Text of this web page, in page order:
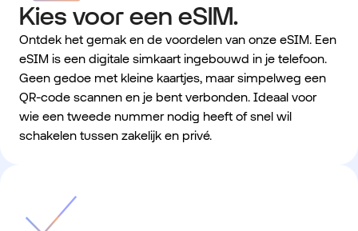
Kies voor een eSIM.
Ontdek het gemak en de voordelen van onze eSIM. Een
eSIM is een digitale simkaart ingebouwd in je telefoon.
Geen gedoe met kleine kaartjes, maar simpelweg een
QR-code scannen en je bent verbonden. Ideaal voor
wie een tweede nummer nodig heeft of snel wil
schakelen tussen zakelijk en privé.